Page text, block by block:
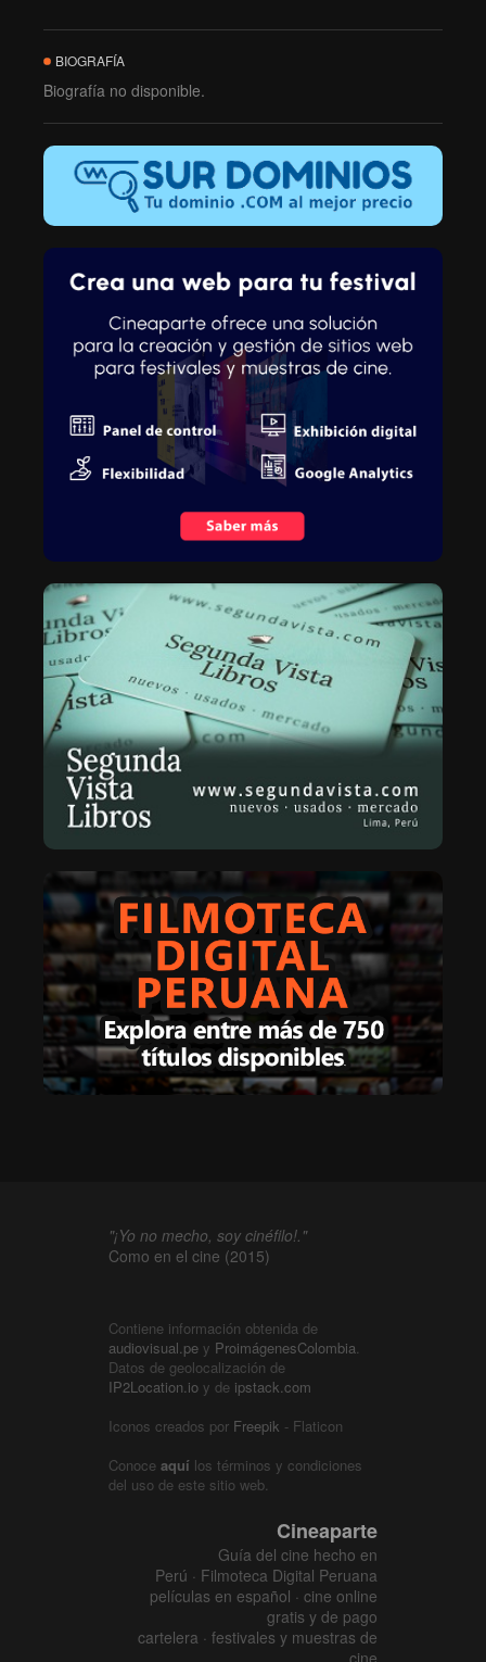
BIOGRAFÍA
Biografía no disponible.
"¡Yo no mecho, soy cinéfilo!."
Como en el cine (2015)
Contiene información obtenida de
audiovisual.pe y ProimágenesColombia.
Datos de geolocalización de
IP2Location.io y de ipstack.com
Iconos creados por Freepik - Flaticon
Conoce aquí los términos y condiciones
del uso de este sitio web.
Cineaparte
Guía del cine hecho en
Perú · Filmoteca Digital Peruana
películas en español · cine online
gratis y de pago
cartelera · festivales y muestras de